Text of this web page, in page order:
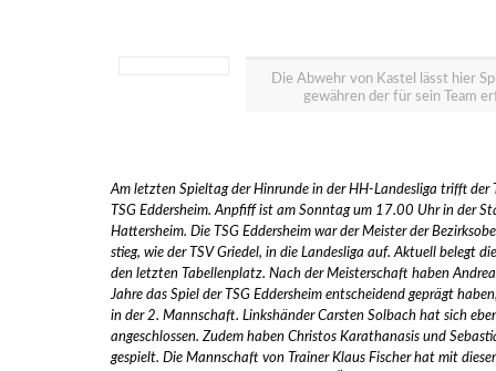
Die Abwehr von Kastel lässt hier
gewähren der für sein Team
Am letzten Spieltag der Hinrunde in der HH-Landesliga trifft der
TSG Eddersheim. Anpfiff ist am Sonntag um 17.00 Uhr in der
Hattersheim. Die TSG Eddersheim war der Meister der
stieg, wie der TSV Griedel, in die Landesliga auf. Aktuell belegt
den letzten Tabellenplatz. Nach der Meisterschaft haben
Jahre das Spiel der TSG Eddersheim entscheidend geprägt
in der 2. Mannschaft. Linkshänder Carsten Solbach hat sich
angeschlossen. Zudem haben Christos Karathanasis und
gespielt. Die Mannschaft von Trainer Klaus Fischer hat mit